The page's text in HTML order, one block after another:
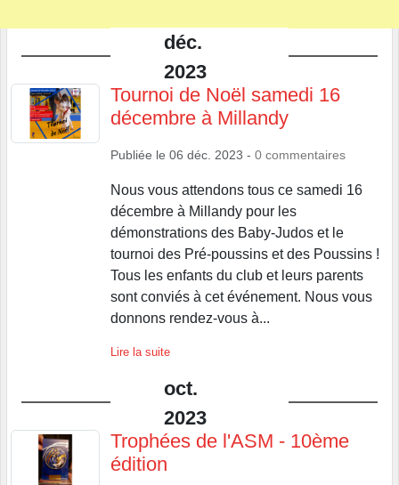
déc.
2023
Tournoi de Noël samedi 16
décembre à Millandy
Publiée le 06 déc. 2023 - 0 commentaires
Nous vous attendons tous ce samedi 16
décembre à Millandy pour les
démonstrations des Baby-Judos et le
tournoi des Pré-poussins et des Poussins !
Tous les enfants du club et leurs parents
sont conviés à cet événement. Nous vous
donnons rendez-vous à...
Lire la suite
oct.
2023
Trophées de l'ASM - 10ème
édition